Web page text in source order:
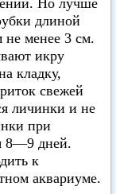
Но лучше
длиной
не менее 3 см.
икру
кладку,
свежей
личинки и не
при
8—9 дней.
к
аквариуме.